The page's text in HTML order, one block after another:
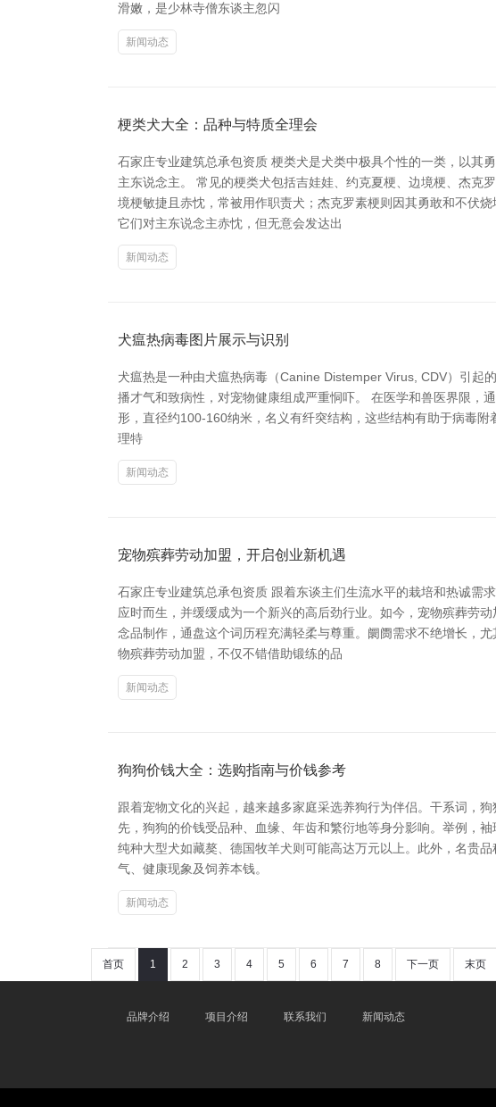
滑嫩，是少林寺僧东谈主忽闪
新闻动态
梗类犬大全：品种与特质全理会
石家庄专业建筑总承包资质 梗类犬是犬类中极具个性的一类，以其
主东说念主。 常见的梗类犬包括吉娃娃、约克夏梗、边境梗、杰克
境梗敏捷且赤忱，常被用作职责犬；杰克罗素梗则因其勇敢和不伏
它们对主东说念主赤忱，但无意会发达出
新闻动态
犬瘟热病毒图片展示与识别
犬瘟热是一种由犬瘟热病毒（Canine Distemper Virus, CDV）引起
播才气和致病性，对宠物健康组成严重恫吓。 在医学和兽医界限，
形，直径约100-160纳米，名义有纤突结构，这些结构有助于病毒
理特
新闻动态
宠物殡葬劳动加盟，开启创业新机遇
石家庄专业建筑总承包资质 跟着东谈主们生流水平的栽培和热诚需
应时而生，并缓缓成为一个新兴的高后劲行业。如今，宠物殡葬劳
念品制作，通盘这个词历程充满轻柔与尊重。阛阓需求不绝增长，
物殡葬劳动加盟，不仅不错借助锻练的品
新闻动态
狗狗价钱大全：选购指南与价钱参考
跟着宠物文化的兴起，越来越多家庭采选养狗行为伴侣。干系词，
先，狗狗的价钱受品种、血缘、年齿和繁衍地等身分影响。举例，
纯种大型犬如藏獒、德国牧羊犬则可能高达万元以上。此外，名贵
气、健康现象及饲养本钱。
新闻动态
首页 1 2 3 4 5 6 7 8 下一页 末页
品牌介绍 项目介绍 联系我们 新闻动态